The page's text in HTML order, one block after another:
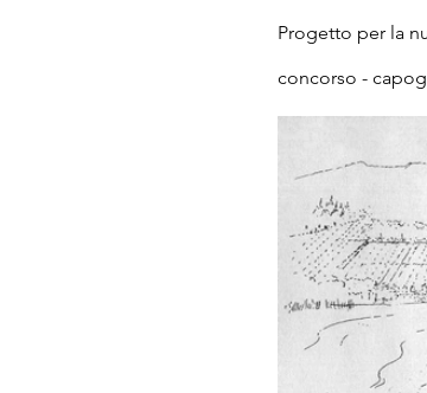
Progetto per la
concorso -